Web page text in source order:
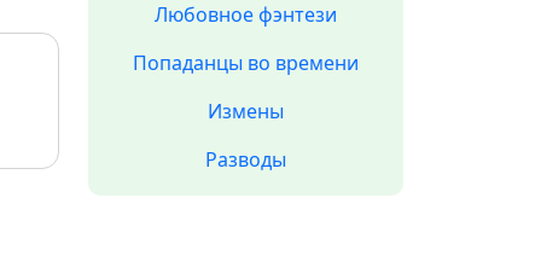
Любовное фэнтези
Попаданцы во времени
Измены
Разводы